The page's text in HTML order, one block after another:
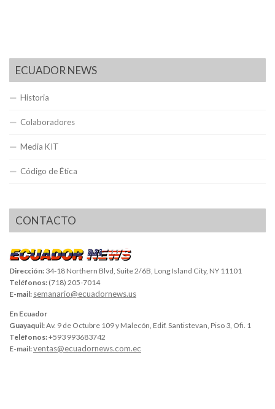
ECUADOR NEWS
Historia
Colaboradores
Media KIT
Código de Ética
CONTACTO
Dirección: 34-18 Northern Blvd, Suite 2/6B, Long Island City, NY 11101
Teléfonos: (718) 205-7014
E-mail: semanario@ecuadornews.us
En Ecuador
Guayaquil:Av. 9 de Octubre 109 y Malecón, Edif. Santistevan, Piso 3, Ofi. 1
Teléfonos:+593 993683742
E-mail:ventas@ecuadornews.com.ec